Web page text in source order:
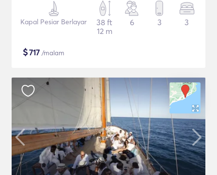
Kapal Pesiar Berlayar
38 ft
12 m
6 3 3
$717 /malam